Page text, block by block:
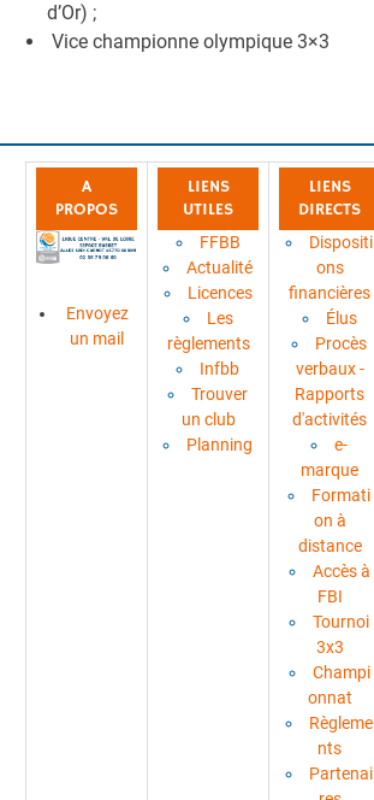
d’Or) ;
Vice championne olympique 3×3
A
PROPOS
Envoyez
un mail
LIENS
UTILES
FFBB
Actualité
Licences
Les
règlements
Infbb
Trouver
un club
Planning
LIENS
DIRECTS
Dispositi
ons
financières
Élus
Procès
verbaux -
Rapports
d'activités
e-
marque
Formati
on à
distance
Accès à
FBI
Tournoi
3x3
Champi
onnat
Règleme
nts
Partenai